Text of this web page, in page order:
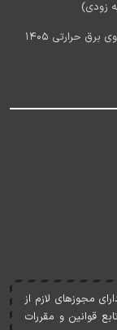
آخرین اخبار استخدام شرکت مادر تخصصی تولید نیروی برق حرارتی 1405
مجوزهای لازم از
قوانين و مقررات